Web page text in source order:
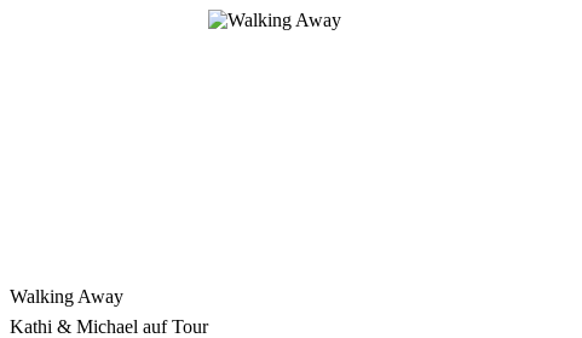
Walking Away
Kathi & Michael auf Tour